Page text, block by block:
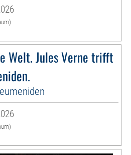
Welt. Jules Verne trifft